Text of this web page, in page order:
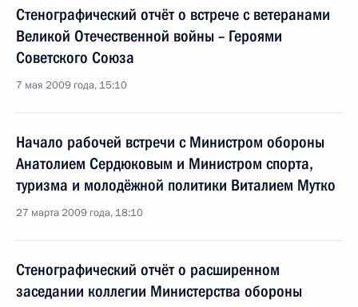
Стенографический отчёт о встрече с ветеранами
Великой Отечественной войны – Героями
Советского Союза
7 мая 2009 года, 15:10
Начало рабочей встречи с Министром обороны
Анатолием Сердюковым и Министром спорта,
туризма и молодёжной политики Виталием Мутко
27 марта 2009 года, 18:10
Стенографический отчёт о расширенном
заседании коллегии Министерства обороны